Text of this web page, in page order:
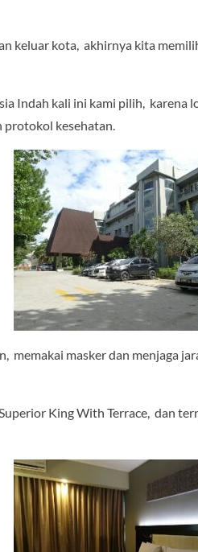
keluar kota, akhirnya kita
Indah kali ini kami pilih, karena
protokol kesehatan.
memakai masker dan menjaga
King With Terrace, dan